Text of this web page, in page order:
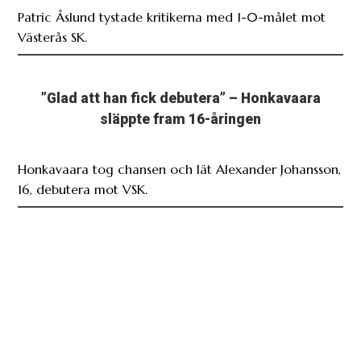
Patric Åslund tystade kritikerna med 1-0-målet mot
Västerås SK.
”Glad att han fick debutera” – Honkavaara
släppte fram 16-åringen
Honkavaara tog chansen och lät Alexander Johansson,
16, debutera mot VSK.